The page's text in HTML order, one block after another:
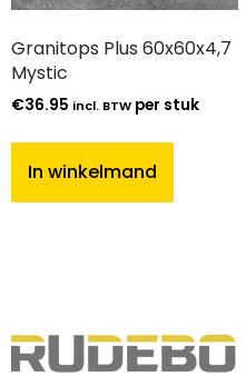
Granitops Plus 60x60x4,7
Mystic
€36.95 incl. BTW per stuk
In winkelmand